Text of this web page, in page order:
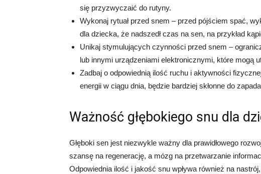
się przyzwyczaić do rutyny.
Wykonaj rytuał przed snem – przed pójściem spać,
dla dziecka, że nadszedł czas na sen, na przykład
Unikaj stymulujących czynności przed snem –
lub innymi urządzeniami elektronicznymi, które mogą
Zadbaj o odpowiednią ilość ruchu i aktywności
energii w ciągu dnia, będzie bardziej skłonne do
Ważność głębokiego snu dla
Głęboki sen jest niezwykle ważny dla prawidłowego
szansę na regenerację, a mózg na przetwarzanie
Odpowiednia ilość i jakość snu wpływa również na